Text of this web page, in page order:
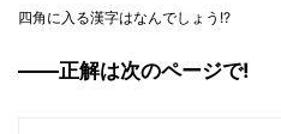
四角に入る漢字はなんでしょう!?
――正解は次のページで!